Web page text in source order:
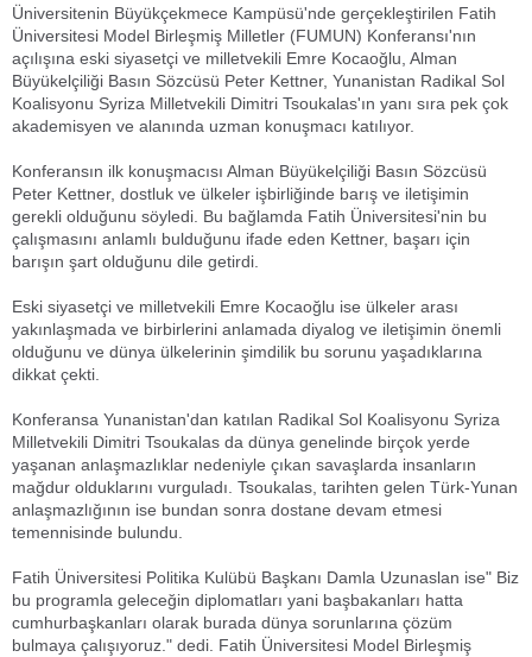
Üniversitenin Büyükçekmece Kampüsü'nde gerçekleştirilen Fatih
Üniversitesi Model Birleşmiş Milletler (FUMUN) Konferansı'nın
açılışına eski siyasetçi ve milletvekili Emre Kocaoğlu, Alman
Büyükelçiliği Basın Sözcüsü Peter Kettner, Yunanistan Radikal Sol
Koalisyonu Syriza Milletvekili Dimitri Tsoukalas'ın yanı sıra pek çok
akademisyen ve alanında uzman konuşmacı katılıyor.
Konferansın ilk konuşmacısı Alman Büyükelçiliği Basın Sözcüsü
Peter Kettner, dostluk ve ülkeler işbirliğinde barış ve iletişimin
gerekli olduğunu söyledi. Bu bağlamda Fatih Üniversitesi'nin bu
çalışmasını anlamlı bulduğunu ifade eden Kettner, başarı için
barışın şart olduğunu dile getirdi.
Eski siyasetçi ve milletvekili Emre Kocaoğlu ise ülkeler arası
yakınlaşmada ve birbirlerini anlamada diyalog ve iletişimin önemli
olduğunu ve dünya ülkelerinin şimdilik bu sorunu yaşadıklarına
dikkat çekti.
Konferansa Yunanistan'dan katılan Radikal Sol Koalisyonu Syriza
Milletvekili Dimitri Tsoukalas da dünya genelinde birçok yerde
yaşanan anlaşmazlıklar nedeniyle çıkan savaşlarda insanların
mağdur olduklarını vurguladı. Tsoukalas, tarihten gelen Türk-Yunan
anlaşmazlığının ise bundan sonra dostane devam etmesi
temennisinde bulundu.
Fatih Üniversitesi Politika Kulübü Başkanı Damla Uzunaslan ise" Biz
bu programla geleceğin diplomatları yani başbakanları hatta
cumhurbaşkanları olarak burada dünya sorunlarına çözüm
bulmaya çalışıyoruz." dedi. Fatih Üniversitesi Model Birleşmiş